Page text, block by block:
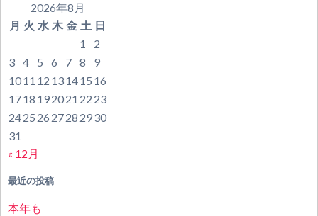
2026年8月
月 火 水 木 金 土 日
1
2
3 4 5 6 7 8
9
1011 12 131415 16
1718 192021 22 23
2425 26 2728 2930
31
« 12月
最近の投稿
本年も